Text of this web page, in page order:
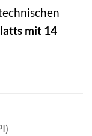
mit 14